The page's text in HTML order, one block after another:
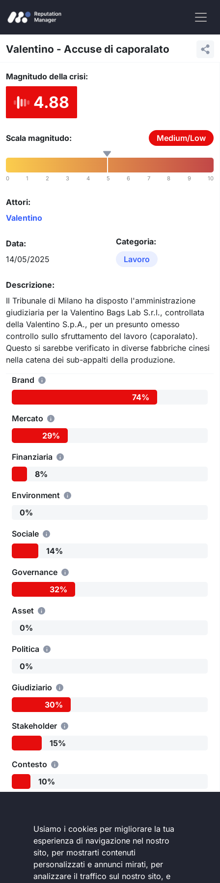
Usiamo i cookies per migliorare la tua
esperienza di navigazione nel nostro
sito, per mostrarti contenuti
personalizzati e annunci mirati, per
analizzare il traffico sul nostro sito, e
Valentino - Accuse di caporalato
Magnitudo della crisi:
4.88
Scala magnitudo: Medium/Low
0 1 2 3 4 5 6 7 8 9 10
Attori:
Valentino
Data:
14/05/2025
Categoria:
Lavoro
Descrizione:
Il Tribunale di Milano ha disposto l'amministrazione
giudiziaria per la Valentino Bags Lab S.r.l., controllata
della Valentino S.p.A., per un presunto omesso
controllo sullo sfruttamento del lavoro (caporalato).
Questo si sarebbe verificato in diverse fabbriche cinesi
nella catena dei sub-appalti della produzione.
Brand
74%
Mercato
29%
Finanziaria
8%
Environment
0%
Sociale
14%
Governance
32%
Asset
0%
Politica
0%
Giudiziario
30%
Stakeholder
15%
Contesto
10%
Osservatorio crisi reputazionali